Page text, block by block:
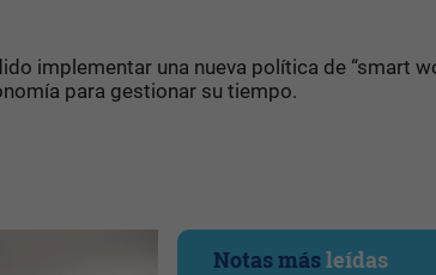
implementar una nueva política de “smart
para gestionar su tiempo.
Notas másleídas